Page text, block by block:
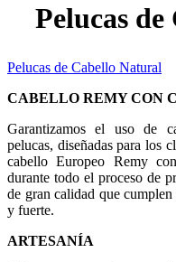
Pelucas
Pelucas de Cabello Natural
CABELLO REMY CON
Garantizamos el uso de
pelucas, diseñadas para los
cabello Europeo Remy
durante todo el proceso de
de gran calidad que
y fuerte.
ARTESANÍA